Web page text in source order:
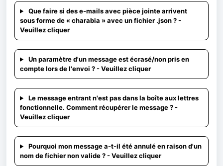
Que faire si des e-mails avec pièce jointe arrivent
sous forme de « charabia » avec un fichier .json ? -
Veuillez cliquer
Un paramètre d'un message est écrasé/non pris en
compte lors de l'envoi ? - Veuillez cliquer
Le message entrant n'est pas dans la boîte aux lettres
fonctionnelle. Comment récupérer le message ? -
Veuillez cliquer
Pourquoi mon message a-t-il été annulé en raison d'un
nom de fichier non valide ? - Veuillez cliquer